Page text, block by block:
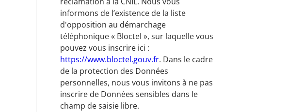
informons de l’existence de la liste
d'opposition au démarchage
téléphonique « Bloctel », sur laquelle vous
pouvez vous inscrire ici :
https://www.bloctel.gouv.fr. Dans le cadre
de la protection des Données
personnelles, nous vous invitons à ne pas
inscrire de Données sensibles dans le
champ de saisie libre.